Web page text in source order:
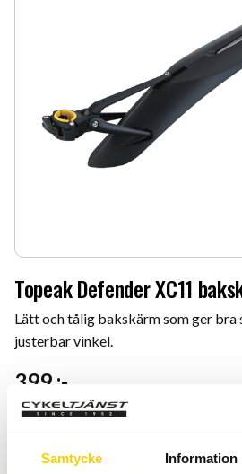
Samtycke Information
Topeak Defender XC11
Lätt och tålig bakskärm som ger
justerbar vinkel.
399 :-